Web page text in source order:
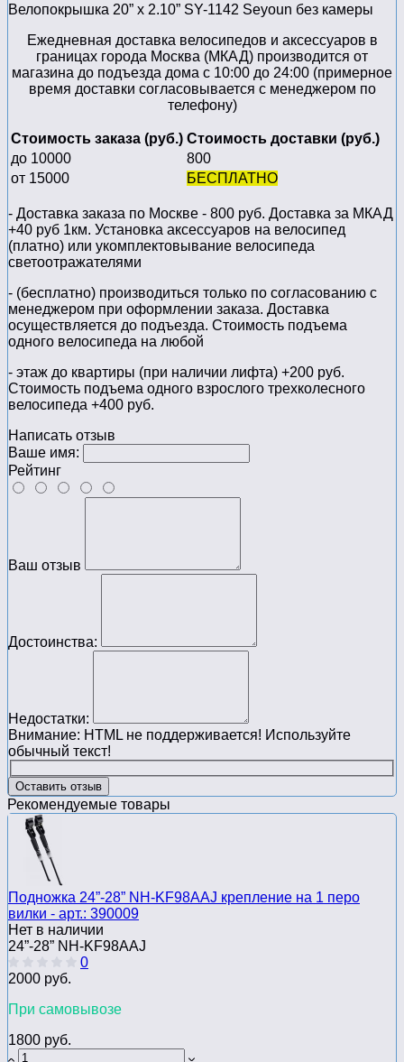
Велопокрышка 20” x 2.10” SY-1142 Seyoun без камеры
Ежедневная доставка велосипедов и аксессуаров в
границах города Москва (МКАД) производится от
магазина до подъезда дома с 10:00 до 24:00 (примерное
время доставки согласовывается с менеджером по
телефону)
Стоимость заказа (руб.) Стоимость доставки (руб.)
до 10000
800
от 15000
БЕСПЛАТНО
- Доставка заказа по Москве - 800 руб. Доставка за МКАД
+40 руб 1км. Установка аксессуаров на велосипед
(платно) или укомплектовывание велосипеда
светоотражателями
- (бесплатно) производиться только по cогласованию с
менеджером при оформлении заказа. Доставка
осуществляется до подъезда. Стоимость подъема
одного велосипеда на любой
- этаж до квартиры (при наличии лифта) +200 руб.
Стоимость подъема одного взрослого трехколесного
велосипеда +400 руб.
Написать отзыв
Ваше имя:
Рейтинг
Ваш отзыв
Достоинства:
Недостатки:
Внимание: HTML не поддерживается! Используйте
обычный текст!
Оставить отзыв
Рекомендуемые товары
Подножка 24”-28” NH-KF98AAJ крепление на 1 перо
вилки - арт.: 390009
Нет в наличии
24”-28” NH-KF98AAJ
0
2000 руб.
При самовывозе
1800 руб.